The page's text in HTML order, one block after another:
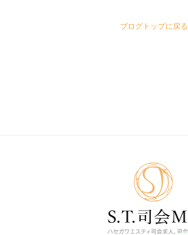
ブログトップに戻る